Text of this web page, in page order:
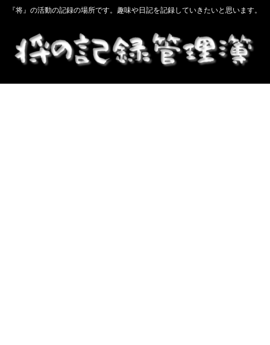
『将』の活動の記録の場所です。趣味や日記を記録していきたいと思います。